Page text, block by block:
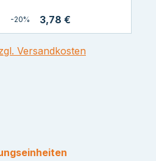
-20% 3,78 €
Versandkosten
von 5 von 5 Sternen